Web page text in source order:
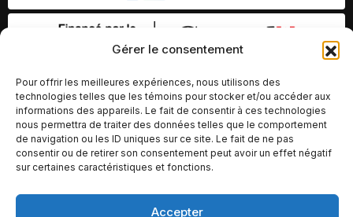
Gérer le consentement
Pour offrir les meilleures expériences, nous utilisons des
technologies telles que les témoins pour stocker et/ou accéder aux
informations des appareils. Le fait de consentir à ces technologies
nous permettra de traiter des données telles que le comportement
de navigation ou les ID uniques sur ce site. Le fait de ne pas
consentir ou de retirer son consentement peut avoir un effet négatif
sur certaines caractéristiques et fonctions.
Accepter
© Copyright 2026 – Altomédia Inc |